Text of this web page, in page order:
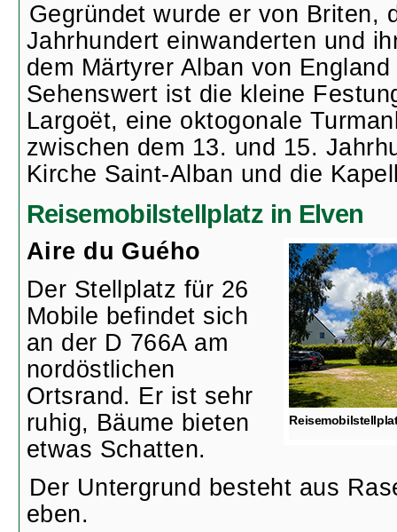
Gegründet wurde er von Briten,
Jahrhundert einwanderten und
dem Märtyrer Alban von
Sehenswert ist die kleine
Largoët, eine oktogonale
zwischen dem 13. und 15.
Kirche Saint-Alban und die
Reisemobilstellplatz in Elven
Aire du Guého
Der Stellplatz für 26
Mobile befindet sich
an der D 766A am
nordöstlichen
Ortsrand. Er ist sehr
ruhig, Bäume bieten
etwas Schatten.
Der Untergrund besteht aus
eben.